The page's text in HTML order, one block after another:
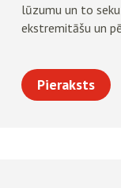
lūzumu un to
ekstremitāšu un
Pieraksts